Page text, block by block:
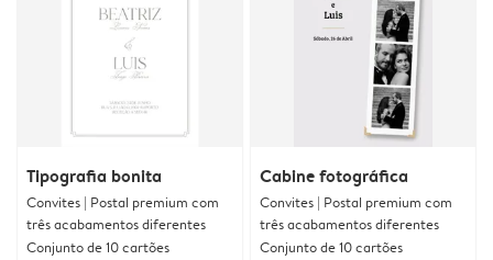
Tipografia bonita
Convites | Postal premium com
três acabamentos diferentes
Conjunto de 10 cartões
Cabine fotográfica
Convites | Postal premium com
três acabamentos diferentes
Conjunto de 10 cartões